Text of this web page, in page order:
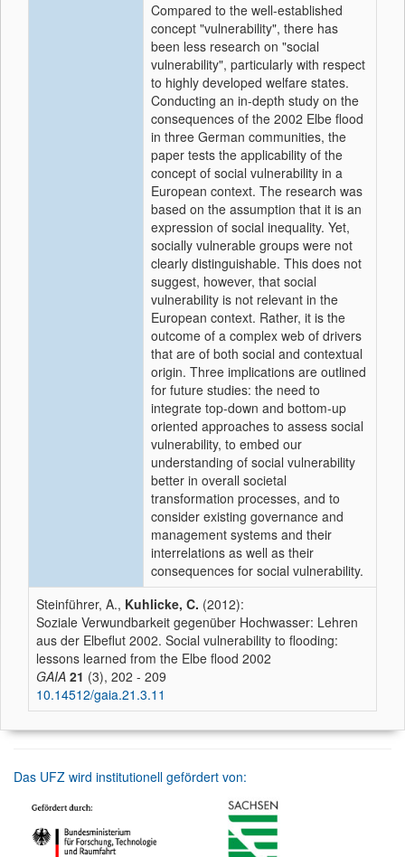
Compared to the well-established
concept "vulnerability", there has
been less research on "social
vulnerability", particularly with respect
to highly developed welfare states.
Conducting an in-depth study on the
consequences of the 2002 Elbe flood
in three German communities, the
paper tests the applicability of the
concept of social vulnerability in a
European context. The research was
based on the assumption that it is an
expression of social inequality. Yet,
socially vulnerable groups were not
clearly distinguishable. This does not
suggest, however, that social
vulnerability is not relevant in the
European context. Rather, it is the
outcome of a complex web of drivers
that are of both social and contextual
origin. Three implications are outlined
for future studies: the need to
integrate top-down and bottom-up
oriented approaches to assess social
vulnerability, to embed our
understanding of social vulnerability
better in overall societal
transformation processes, and to
consider existing governance and
management systems and their
interrelations as well as their
consequences for social vulnerability.
Steinführer, A., Kuhlicke, C. (2012):
Soziale Verwundbarkeit gegenüber Hochwasser: Lehren
aus der Elbeflut 2002. Social vulnerability to flooding:
lessons learned from the Elbe flood 2002
GAIA 21 (3), 202 - 209
10.14512/gaia.21.3.11
Das UFZ wird institutionell gefördert von: